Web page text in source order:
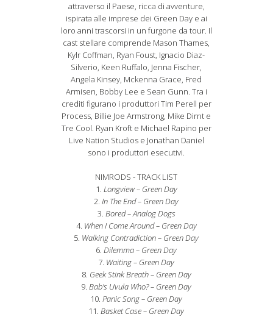
attraverso il Paese, ricca di avventure,
ispirata alle imprese dei Green Day e ai
loro anni trascorsi in un furgone da tour. Il
cast stellare comprende Mason Thames,
Kylr Coffman, Ryan Foust, Ignacio Diaz-
Silverio, Keen Ruffalo, Jenna Fischer,
Angela Kinsey, Mckenna Grace, Fred
Armisen, Bobby Lee e Sean Gunn. Tra i
crediti figurano i produttori Tim Perell per
Process, Billie Joe Armstrong, Mike Dirnt e
Tre Cool. Ryan Kroft e Michael Rapino per
Live Nation Studios e Jonathan Daniel
sono i produttori esecutivi.
NIMRODS - TRACK LIST
1. Longview – Green Day
2.In The End – Green Day
3. Bored – Analog Dogs
4. When I Come Around – Green Day
5. Walking Contradiction – Green Day
6.Dilemma – Green Day
7. Waiting – Green Day
8. Geek Stink Breath – Green Day
9.Bab's Uvula Who? – Green Day
10.Panic Song – Green Day
11.Basket Case – Green Day